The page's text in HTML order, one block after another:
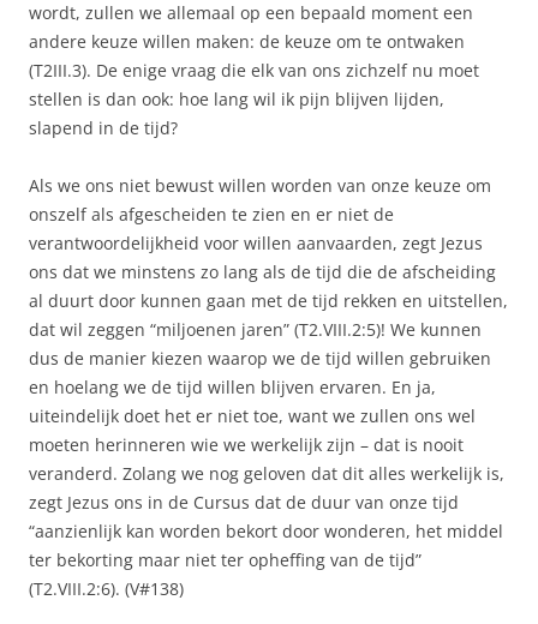
wordt, zullen we allemaal op een bepaald moment een
andere keuze willen maken: de keuze om te ontwaken
(T2III.3). De enige vraag die elk van ons zichzelf nu moet
stellen is dan ook: hoe lang wil ik pijn blijven lijden,
slapend in de tijd?
Als we ons niet bewust willen worden van onze keuze om
onszelf als afgescheiden te zien en er niet de
verantwoordelijkheid voor willen aanvaarden, zegt Jezus
ons dat we minstens zo lang als de tijd die de afscheiding
al duurt door kunnen gaan met de tijd rekken en uitstellen,
dat wil zeggen “miljoenen jaren” (T2.VIII.2:5)! We kunnen
dus de manier kiezen waarop we de tijd willen gebruiken
en hoelang we de tijd willen blijven ervaren. En ja,
uiteindelijk doet het er niet toe, want we zullen ons wel
moeten herinneren wie we werkelijk zijn – dat is nooit
veranderd. Zolang we nog geloven dat dit alles werkelijk is,
zegt Jezus ons in de Cursus dat de duur van onze tijd
“aanzienlijk kan worden bekort door wonderen, het middel
ter bekorting maar niet ter opheffing van de tijd”
(T2.VIII.2:6). (V#138)